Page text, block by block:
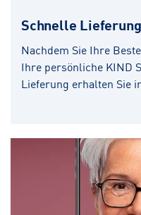
Schnelle Lieferung
Nachdem Sie Ihre
Ihre persönliche KIND
Lieferung erhalten Sie